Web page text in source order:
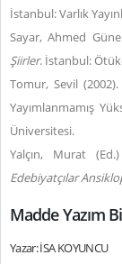
İstanbul: Varlık
Sayar, Ahmed
Şiirler. İstanbul:
Tomur, Sevil (2002).
Yayımlanmamış
Üniversitesi.
Yalçın, Murat
Edebiyatçılar
Madde Yazım
Yazar: İSA KOYUNCU